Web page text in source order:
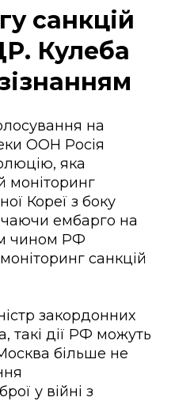
санкцій
Кулеба
на
ООН Росія
яка
моніторинг
Кореї з боку
ембарго на
чином РФ
санкцій
закордонних
такі дії РФ можуть
більше не
у війні з